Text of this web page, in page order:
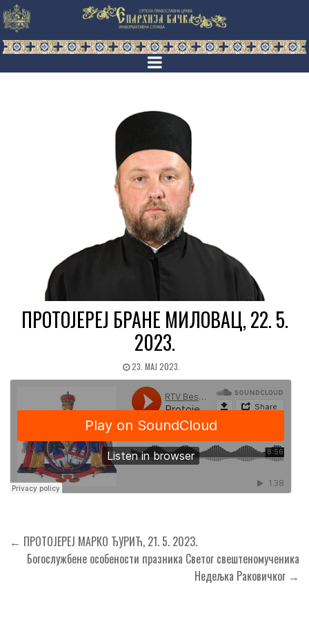
ПРОТОЈЕРЕЈ БРАНЕ МИЛОВАЦ, 22. 5.
2023.
23. МАЈ 2023.
Кретање
чланка
← ПРОТОЈЕРЕЈ МАРКО ЂУРИЋ, 21. 5. 2023.
Богослужбене особености празника Светог свештеномученика
Недељка Раковичког →